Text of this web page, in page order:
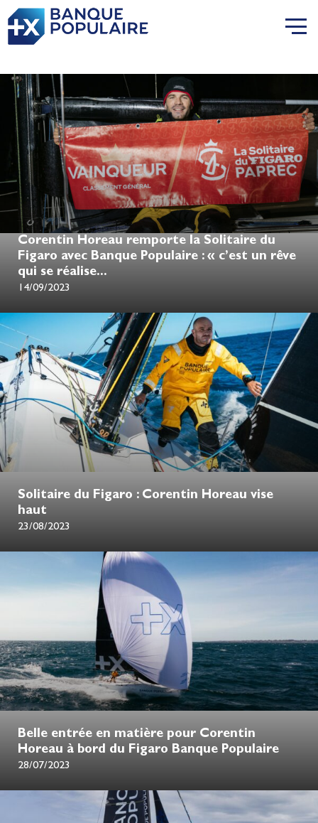
Corentin Horeau remporte la Solitaire du
Figaro avec Banque Populaire : « c’est un rêve
qui se réalise...
14/09/2023
Solitaire du Figaro : Corentin Horeau vise
haut
23/08/2023
Belle entrée en matière pour Corentin
Horeau à bord du Figaro Banque Populaire
28/07/2023